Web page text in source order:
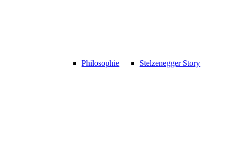
Philosophie Stelzenegger Story